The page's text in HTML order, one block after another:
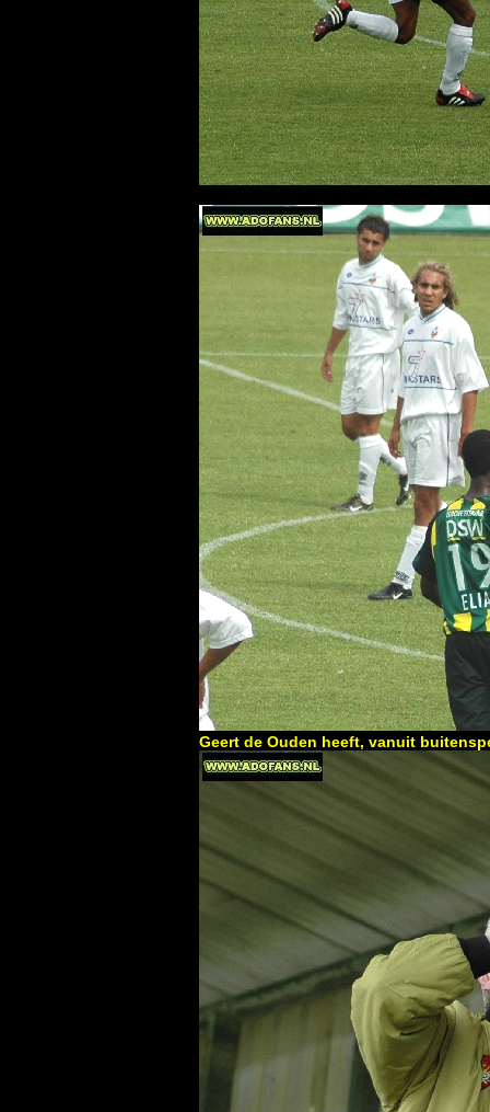
Geert de Ouden heeft, vanuit